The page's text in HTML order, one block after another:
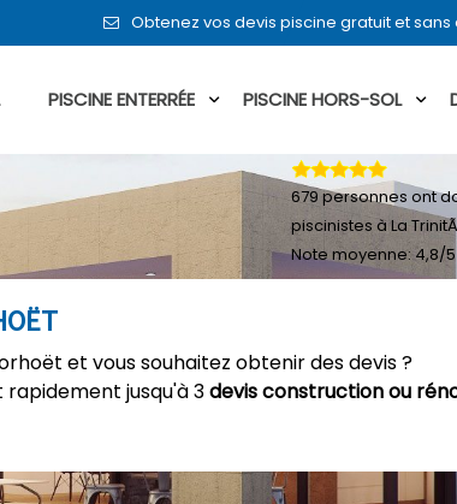
Obtenez vos devis piscine gratuit et
PISCINE ENTERRÉE PISCINE HORS-SOL
et vous souhaitez obtenir des devis ?
jusqu'à 3devis construction ou
679personnes ont
piscinistes à La
Note moyenne:4,8/5